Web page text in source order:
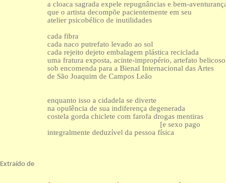
a cloaca sagrada expele repugnâncias e bem-
que o artista decompõe pacientemente em seu
atelier psicobélico de inutilidades
cada fibra
cada naco putrefato levado ao sol
cada rejeito dejeto embalagem plástica reciclada
uma fratura exposta, acinte-impropério, artefato belicoso
sob encomenda para a Bienal Internacional das Artes
de São Joaquim de Campos Leão
enquanto isso a cidadela se diverte
na opulência de sua indiferença degenerada
costela gorda chiclete com farofa drogas mentiras
[e sexo pago
integralmente deduzível da pessoa física
Extraído de